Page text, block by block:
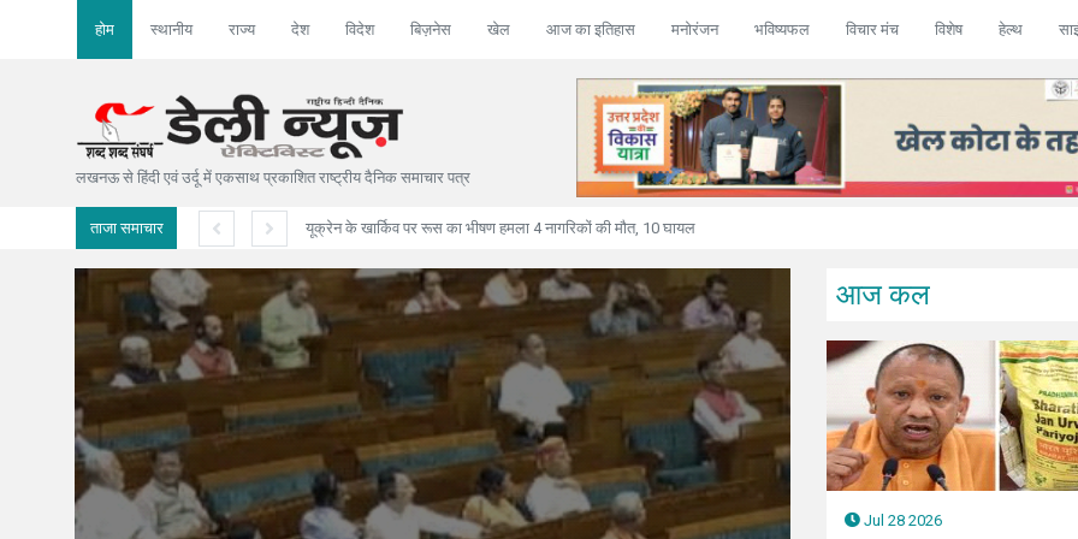
होम स्थानीय राज्य देश विदेश बिज़नेस खेल आज का इतिहास मनोरंजन भविष्यफल विचार मंच विशेष हेल्थ
लखनऊ से हिंदी एवं उर्दू में एकसाथ प्रकाशित राष्ट्रीय दैनिक समाचार पत्र
ताजा समाचार अमेरिका ने ईरान पर 850 टॉमहॉक मिसाइलें दागीं, अबू धाबी में मिसाइल अटैक
आज कल
Jul 7 2026
Jul 28 2026
Jul 28 2026